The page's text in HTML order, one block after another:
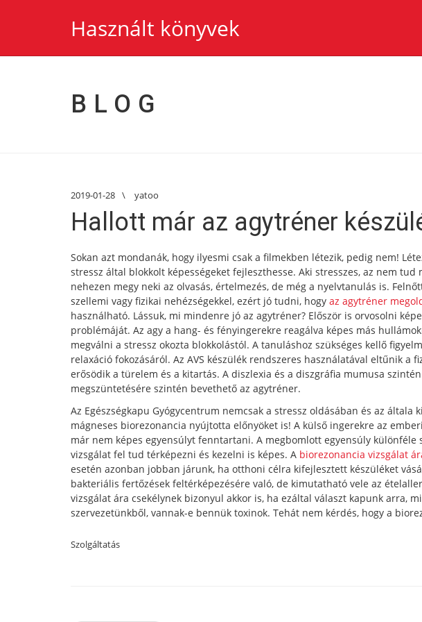
Használt könyvek
BLOG
2019-01-28 \ yatoo
Hallott már az agytréner
Sokan azt mondanák, hogy ilyesmi csak a filmekben létezik, pedig nem!
stressz által blokkolt képességeket fejleszthesse. Aki stresszes, az nem
nehezen megy neki az olvasás, értelmezés, de még a nyelvtanulás is.
szellemi vagy fizikai nehézségekkel, ezért jó tudni, hogy az agytréner
használható. Lássuk, mi mindenre jó az agytréner? Először is orvosolni
problémáját. Az agy a hang- és fényingerekre reagálva képes más
megválni a stressz okozta blokkolástól. A tanuláshoz szükséges kellő
relaxáció fokozásáról. Az AVS készülék rendszeres használatával eltűnik a
erősödik a türelem és a kitartás. A diszlexia és a diszgráfia mumusa
megszüntetésére szintén bevethető az agytréner.
Az Egészségkapu Gyógycentrum nemcsak a stressz oldásában és az
mágneses biorezonancia nyújtotta előnyöket is! A külső ingerekre az
már nem képes egyensúlyt fenntartani. A megbomlott egyensúly különféle
vizsgálat fel tud térképezni és kezelni is képes. A biorezonancia vizsgálat
esetén azonban jobban járunk, ha otthoni célra kifejlesztett készüléket
bakteriális fertőzések feltérképezésére való, de kimutatható vele az
vizsgálat ára csekélynek bizonyul akkor is, ha ezáltal választ kapunk arra,
szervezetünkből, vannak-e bennük toxinok. Tehát nem kérdés, hogy a
Szolgáltatás